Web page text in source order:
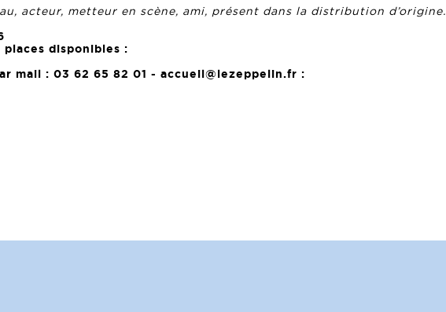
acteur, metteur en scène, ami, présent dans la distribution d’origine.
disponibles :
mail : 03 62 65 82 01 - accueil@lezeppelin.fr :